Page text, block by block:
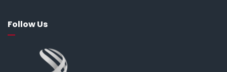
Follow Us